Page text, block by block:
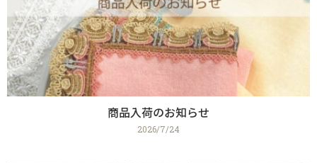
商品入荷のお知らせ
2026/7/24